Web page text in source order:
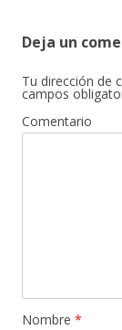
Deja un
Tu dirección de
campos
Comentario
Nombre *